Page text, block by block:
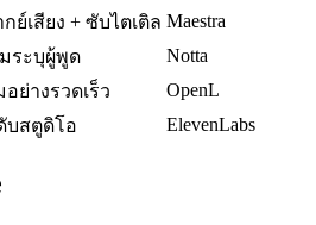
ย์เสียง + ซับไตเติล Maestra
ระบุผู้พูด
Notta
ย่างรวดเร็ว
OpenL
บสตูดิโอ
ElevenLabs